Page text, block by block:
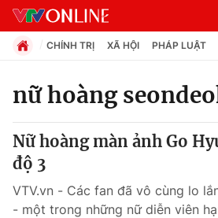
Chuyên mục
Chính trị
Xã hội
CHÍNH TRỊ XÃ HỘI PHÁP LUẬT
nữ hoàng
Nữ hoàng màn ảnh Go
độ 3
VTV.vn - Các fan đã vô cùng lo
- một trong những nữ diễn viên